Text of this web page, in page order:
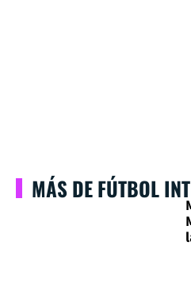
MÁS DE FÚTBOL